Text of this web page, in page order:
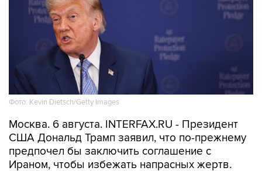
Фото: Kevin Dietsch/Getty Images
Москва. 6 августа. INTERFAX.RU - Президент
США Дональд Трамп заявил, что по-прежнему
предпочел бы заключить соглашение с
Ираном, чтобы избежать напрасных жертв.